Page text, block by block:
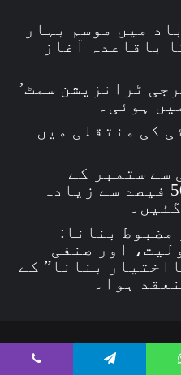
میں موسم بہار
مہم 2025 کا باقاعدہ آغاز
ٹرانزیشن سمٹ’
کی منتقلی میں
سے ستمبر کے
دوران مون سون کی 50 فیصد سے زیادہ
مضبوط بنانا:
اور صنفی
بنانا” کے
ہوا۔